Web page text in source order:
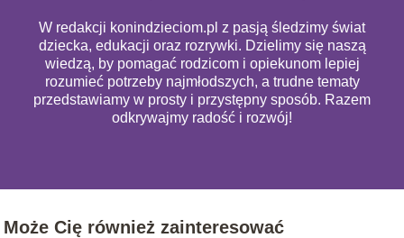
W redakcji konindzieciom.pl z pasją śledzimy świat
dziecka, edukacji oraz rozrywki. Dzielimy się naszą
wiedzą, by pomagać rodzicom i opiekunom lepiej
rozumieć potrzeby najmłodszych, a trudne tematy
przedstawiamy w prosty i przystępny sposób. Razem
odkrywajmy radość i rozwój!
Może Cię również zainteresować